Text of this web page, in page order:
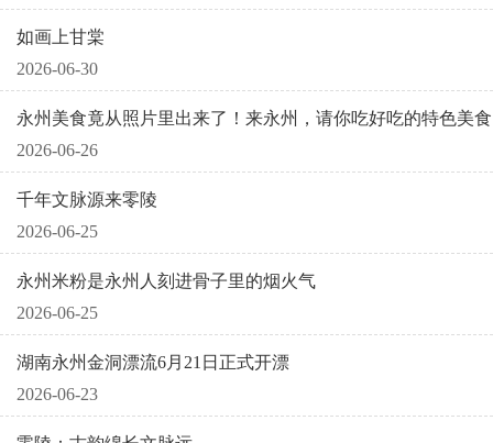
如画上甘棠
2026-06-30
永州美食竟从照片里出来了！来永州，请你吃好吃的特色美食
2026-06-26
千年文脉源来零陵
2026-06-25
永州米粉是永州人刻进骨子里的烟火气
2026-06-25
湖南永州金洞漂流6月21日正式开漂
2026-06-23